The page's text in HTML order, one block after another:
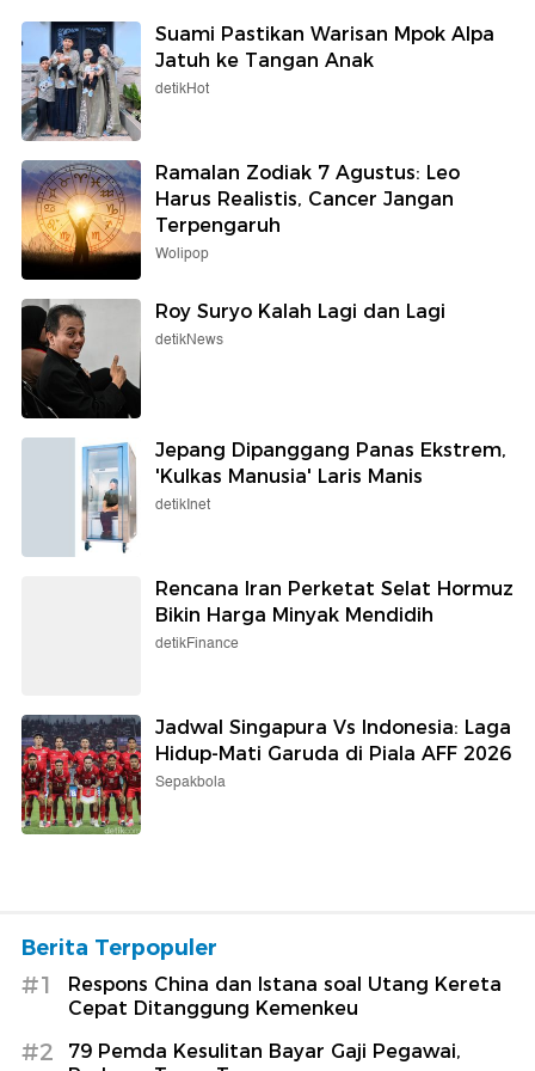
Suami Pastikan Warisan Mpok Alpa
Jatuh ke Tangan Anak
detikHot
Ramalan Zodiak 7 Agustus: Leo
Harus Realistis, Cancer Jangan
Terpengaruh
Wolipop
Roy Suryo Kalah Lagi dan Lagi
detikNews
Jepang Dipanggang Panas Ekstrem,
'Kulkas Manusia' Laris Manis
detikInet
Rencana Iran Perketat Selat Hormuz
Bikin Harga Minyak Mendidih
detikFinance
Jadwal Singapura Vs Indonesia: Laga
Hidup-Mati Garuda di Piala AFF 2026
Sepakbola
Berita Terpopuler
#1
Respons China dan Istana soal Utang Kereta
Cepat Ditanggung Kemenkeu
#2
79 Pemda Kesulitan Bayar Gaji Pegawai,